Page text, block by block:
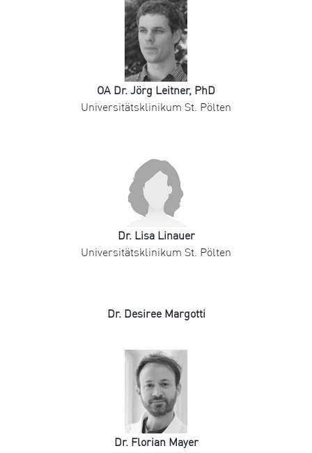
OA Dr. Jörg Leitner, PhD
Universitätsklinikum St. Pölten
Dr. Lisa Linauer
Universitätsklinikum St. Pölten
Dr. Desiree Margotti
Dr. Florian Mayer